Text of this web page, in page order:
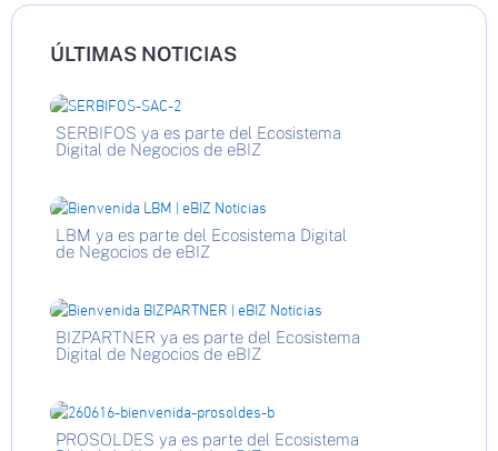
ÚLTIMAS NOTICIAS
SERBIFOS ya es parte del Ecosistema
Digital de Negocios de eBIZ
LBM ya es parte del Ecosistema Digital
de Negocios de eBIZ
BIZPARTNER ya es parte del Ecosistema
Digital de Negocios de eBIZ
PROSOLDES ya es parte del Ecosistema